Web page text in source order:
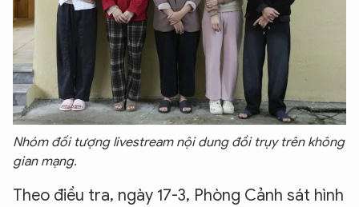
Nhóm đối tượng livestream nội dung đồi trụy trên không
gian mạng.
Theo điều tra, ngày 17-3, Phòng Cảnh sát hình